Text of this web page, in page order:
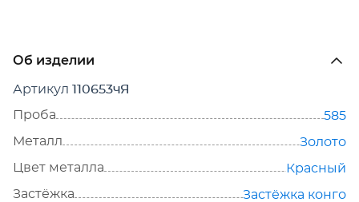
Об изделии
Артикул 110653чЯ
Проба
585
Металл
Золото
Цвет металла
Красный
Застёжка
Застёжка конго